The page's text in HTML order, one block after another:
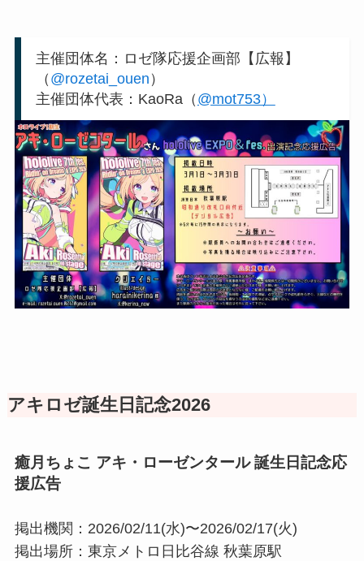
主催団体名：ロゼ隊応援企画部【広報】
（ @rozetai_ouen ）
主催団体代表：KaoRa（ @mot753）
アキロゼ誕生日記念2026
癒月ちょこ アキ・ローゼンタール 誕生日記念応
援広告
掲出機関：2026/02/11(水)〜2026/02/17(火)
掲出場所：東京メトロ日比谷線 秋葉原駅